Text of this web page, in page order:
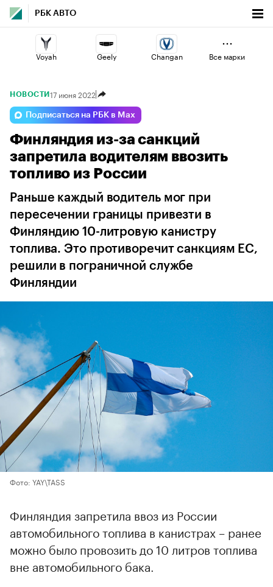
РБК АВТО
Voyah Geely Changan
Lada Esteo
Volga Jaecoo Omoda
Все марки
НОВОСТИ 17 июня 2022
Подписаться на РБК в Max
Финляндия из-за санкций
запретила водителям ввозить
топливо из России
Раньше каждый водитель мог при
пересечении границы привезти в
Финляндию 10-литровую канистру
топлива. Это противоречит санкциям ЕС,
решили в пограничной службе
Финляндии
Фото: YAY\TASS
Финляндия запретила ввоз из России
автомобильного топлива в канистрах – ранее
можно было провозить до 10 литров топлива
вне автомобильного бака.